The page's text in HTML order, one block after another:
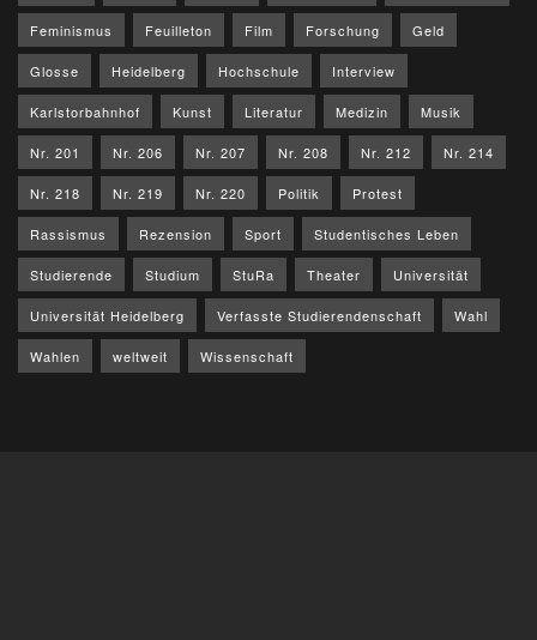
Feminismus Feuilleton Film Forschung Geld
Glosse Heidelberg Hochschule Interview
Karlstorbahnhof Kunst Literatur Medizin Musik
Nr. 201 Nr. 206 Nr. 207 Nr. 208 Nr. 212 Nr. 214
Nr. 218 Nr. 219 Nr. 220 Politik Protest
Rassismus Rezension Sport Studentisches Leben
Studierende Studium StuRa Theater Universität
Universität Heidelberg Verfasste Studierendenschaft Wahl
Wahlen weltweit Wissenschaft